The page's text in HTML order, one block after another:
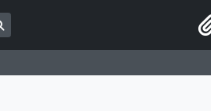
Busque na página de navegação